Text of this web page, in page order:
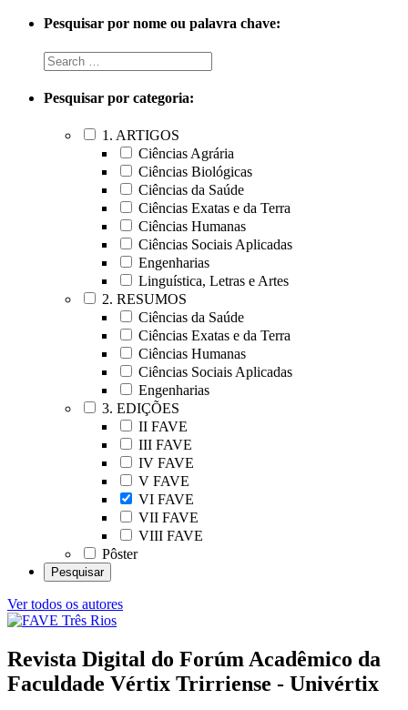
Pesquisar por nome ou palavra chave:
Pesquisar por categoria:
1. ARTIGOS
Ciências Agrária
Ciências Biológicas
Ciências da Saúde
Ciências Exatas e da Terra
Ciências Humanas
Ciências Sociais Aplicadas
Engenharias
Linguística, Letras e Artes
2. RESUMOS
Ciências da Saúde
Ciências Exatas e da Terra
Ciências Humanas
Ciências Sociais Aplicadas
Engenharias
3. EDIÇÕES
II FAVE
III FAVE
IV FAVE
V FAVE
VI FAVE
VII FAVE
VIII FAVE
Pôster
Ver todos os autores
Revista Digital do Forúm Acadêmico da
Faculdade Vértix Trirriense - Univértix